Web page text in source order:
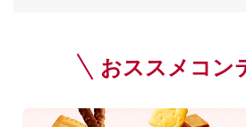
おススメコン